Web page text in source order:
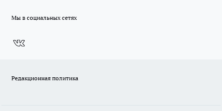
Мы в социальных сетях
Редакционная политика